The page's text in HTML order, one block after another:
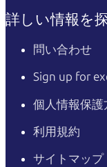
詳しい情報を
問い合わせ
Sign up for
個人情報保護
利用規約
サイトマップ